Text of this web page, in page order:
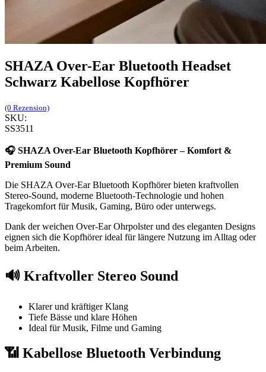
SHAZA Over-Ear Bluetooth Headset
Schwarz Kabellose Kopfhörer
(0 Rezension)
SKU:
SS3511
🎧 SHAZA Over-Ear Bluetooth Kopfhörer – Komfort &
Premium Sound
Die SHAZA Over-Ear Bluetooth Kopfhörer bieten kraftvollen
Stereo-Sound, moderne Bluetooth-Technologie und hohen
Tragekomfort für Musik, Gaming, Büro oder unterwegs.
Dank der weichen Over-Ear Ohrpolster und des eleganten Designs
eignen sich die Kopfhörer ideal für längere Nutzung im Alltag oder
beim Arbeiten.
🔊 Kraftvoller Stereo Sound
Klarer und kräftiger Klang
Tiefe Bässe und klare Höhen
Ideal für Musik, Filme und Gaming
📶 Kabellose Bluetooth Verbindung